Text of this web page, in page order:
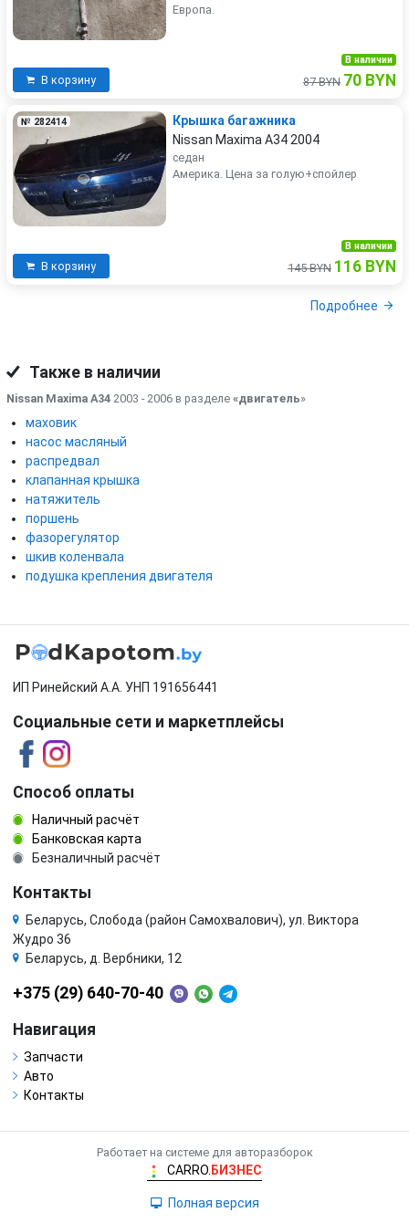
Европа.
В корзину
В наличии
87 BYN 70 BYN
№ 282414
Крышка багажника
Nissan Maxima A34 2004
седан
Америка. Цена за голую+спойлер
В корзину
В наличии
145 BYN 116 BYN
Подробнее
Также в наличии
Nissan Maxima A34 2003 - 2006 в разделе «двигатель»
маховик
насос масляный
распредвал
клапанная крышка
натяжитель
поршень
фазорегулятор
шкив коленвала
подушка крепления двигателя
ИП Ринейский А.А. УНП 191656441
Социальные сети и маркетплейсы
Способ оплаты
Наличный расчёт
Банковская карта
Безналичный расчёт
Контакты
Беларусь, Слобода (район Самохвалович), ул. Виктора
Жудро 36
Беларусь, д. Вербники, 12
+375 (29) 640-70-40
Навигация
Запчасти
Авто
Контакты
Работает на системе для авторазборок
CARRO. БИЗНЕС
Полная версия